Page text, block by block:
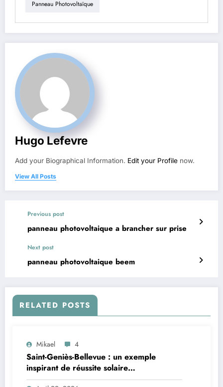
Panneau Photovoltaïque
Hugo Lefevre
Add your Biographical Information. Edit your Profile now.
View All Posts
Previous post
panneau photovoltaique a brancher sur prise
Next post
panneau photovoltaique beem
RELATED POSTS
Mikael 4
Saint-Geniès-Bellevue : un exemple
inspirant de réussite solaire
photovoltaïque